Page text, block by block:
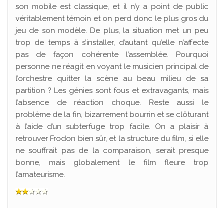
son mobile est classique, et il n’y a point de public
véritablement témoin et on perd donc le plus gros du
jeu de son modèle. De plus, la situation met un peu
trop de temps à s’installer, d’autant qu’elle n’affecte
pas de façon cohérente l’assemblée. Pourquoi
personne ne réagit en voyant le musicien principal de
l’orchestre quitter la scène au beau milieu de sa
partition ? Les génies sont fous et extravagants, mais
l’absence de réaction choque. Reste aussi le
problème de la fin, bizarrement bourrin et se clôturant
à l’aide d’un subterfuge trop facile. On a plaisir à
retrouver Frodon bien sûr, et la structure du film, si elle
ne souffrait pas de la comparaison, serait presque
bonne, mais globalement le film fleure trop
l’amateurisme.